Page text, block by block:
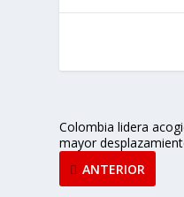
Colombia lidera
mayor
ANTERIOR